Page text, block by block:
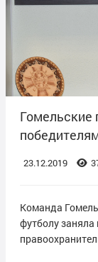
Гомельские
23.12.2019
Команда
футболу заняла